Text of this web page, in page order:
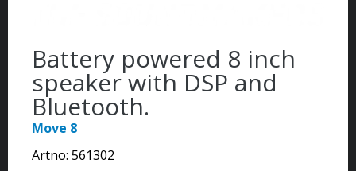
Battery powered 8 inch
speaker with DSP and
Bluetooth.
Move 8
Artno: 561302